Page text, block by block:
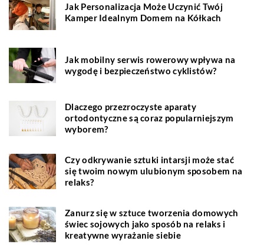
Jak Personalizacja Może Uczynić Twój
Kamper Idealnym Domem na Kółkach
Jak mobilny serwis rowerowy wpływa na
wygodę i bezpieczeństwo cyklistów?
Dlaczego przezroczyste aparaty
ortodontyczne są coraz popularniejszym
wyborem?
Czy odkrywanie sztuki intarsji może stać
się twoim nowym ulubionym sposobem na
relaks?
Zanurz się w sztuce tworzenia domowych
świec sojowych jako sposób na relaks i
kreatywne wyrażanie siebie